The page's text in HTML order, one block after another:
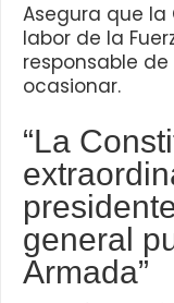
Asegura que
labor de la
responsable
ocasionar.
“La
general
Armada”